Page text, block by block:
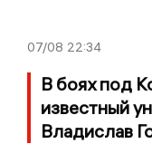
07/08 22:34
В боях под
известный
Владислав